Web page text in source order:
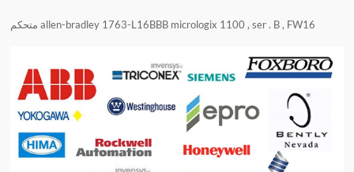
متحكم allen-bradley 1763-L16BBB micrologix 1100 , ser . B , FW16